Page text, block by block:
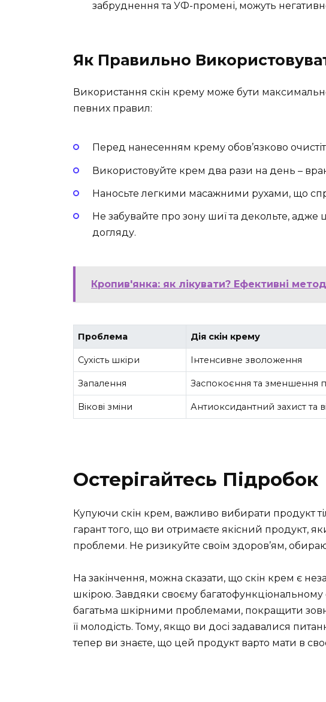
забруднення та УФ-промені, можуть
Як Правильно
Використання скін крему може бути
певних правил:
Перед нанесенням крему обов’язково
Використовуйте крем два рази на день –
Наносьте легкими масажними рухами, що
Не забувайте про зону шиї та декольте, адже
догляду.
Кропив'янка: як лікувати? Ефективні
Проблема Дія скін крему
Сухість шкіри Інтенсивне зволоження
Запалення Заспокоєння та зменшення
Вікові зміни Антиоксидантний захист та
Остерігайтесь Підробок
Купуючи скін крем, важливо вибирати продукт
гарант того, що ви отримаєте якісний продукт,
проблеми. Не ризикуйте своїм здоров’ям,
На закінчення, можна сказати, що скін крем є
шкірою. Завдяки своєму багатофункціональному
багатьма шкірними проблемами, покращити
її молодість. Тому, якщо ви досі задавалися
тепер ви знаєте, що цей продукт варто мати в